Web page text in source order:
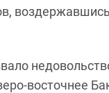
восточнее